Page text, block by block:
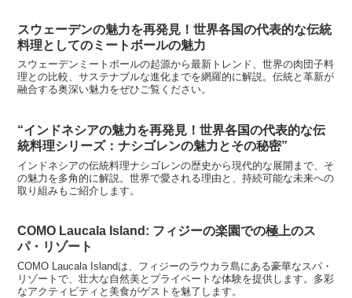
スウェーデンの魅力を再発見！世界各国の代表的な伝統
料理としてのミートボールの魅力
スウェーデンミートボールの起源から最新トレンド、世界の肉団子料
理との比較、サステナブルな進化までを網羅的に解説。伝統と革新が
融合する奥深い魅力をぜひご覧ください。
“インドネシアの魅力を再発見！世界各国の代表的な伝
統料理シリーズ：ナシゴレンの魅力とその秘密”
インドネシアの伝統料理ナシゴレンの歴史から現代的な展開まで、そ
の魅力を多角的に解説。世界で愛される理由と、持続可能な未来への
取り組みもご紹介します。
COMO Laucala Island: フィジーの楽園での極上のス
パ・リゾート
COMO Laucala Islandは、フィジーのラウカラ島にある豪華なスパ・
リゾートで、壮大な自然美とプライベートな体験を提供します。多彩
なアクティビティと美食がゲストを魅了します。